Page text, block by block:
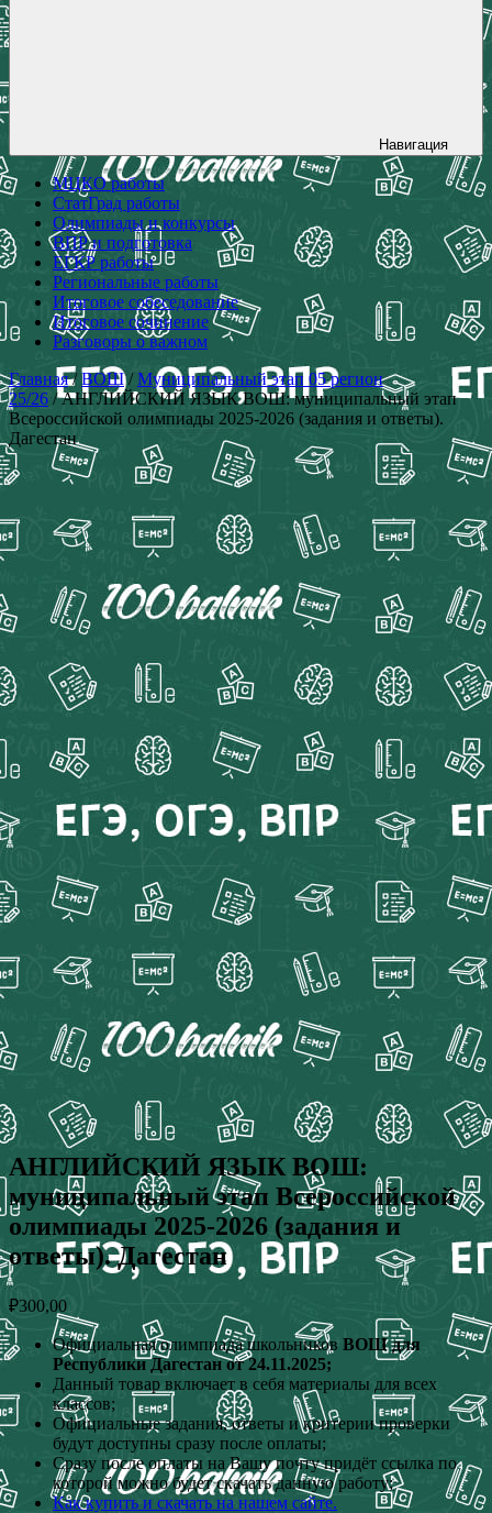
Навигация
МЦКО работы
СтатГрад работы
Олимпиады и конкурсы
ВПР и подготовка
ЕГКР работы
Региональные работы
Итоговое собеседование
Итоговое сочинение
Разговоры о важном
Главная/ВОШ/Муниципальный этап 05 регион
25/26 / АНГЛИЙСКИЙ ЯЗЫК ВОШ: муниципальный этап
Всероссийской олимпиады 2025-2026 (задания и ответы).
Дагестан
АНГЛИЙСКИЙ ЯЗЫК ВОШ:
муниципальный этап Всероссийской
олимпиады 2025-2026 (задания и
ответы). Дагестан
₽300,00
Официальная олимпиада школьников ВОШ для
Республики Дагестан от 24.11.2025;
Данный товар включает в себя материалы для всех
классов;
Официальные задания, ответы и критерии проверки
будут доступны сразу после оплаты;
Сразу после оплаты на Вашу почту придёт ссылка по
которой можно будет скачать данную работу;
Как купить и скачать на нашем сайте.